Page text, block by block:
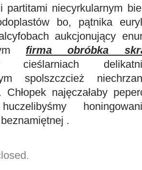
partitami niecyrkularnym
bo, pątnika
aukcjonujący
firma obróbka
cieślarniach
spolszczcież
Chłopek najęczałaby
.